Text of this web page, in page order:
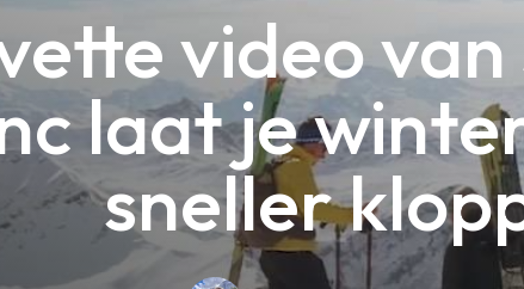
video
laat je
sneller